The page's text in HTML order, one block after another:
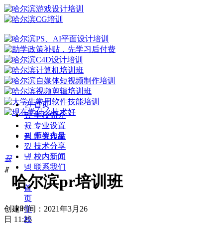
낀 首页
뀄 学校简介
뀴 专业设置
끡 学生作品
뀡 师资力量
낐 技术分享
넆 校内新闻
넹 联系我们
끀
ꁲ
首
页
学
校
哈尔滨pr培训班
创建时间： 2021年3月26
日 11:25